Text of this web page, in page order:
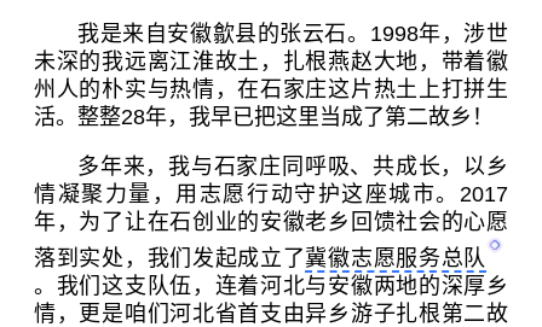
我是来自安徽歙县的张云石。1998年，涉世
未深的我远离江淮故土，扎根燕赵大地，带着徽
州人的朴实与热情，在石家庄这片热土上打拼生
活。整整28年，我早已把这里当成了第二故乡！
多年来，我与石家庄同呼吸、共成长，以乡
情凝聚力量，用志愿行动守护这座城市。2017
年，为了让在石创业的安徽老乡回馈社会的心愿
落到实处，我们发起成立了冀徽志愿服务总队
。我们这支队伍，连着河北与安徽两地的深厚乡
情，更是咱们河北省首支由异乡游子扎根第二故